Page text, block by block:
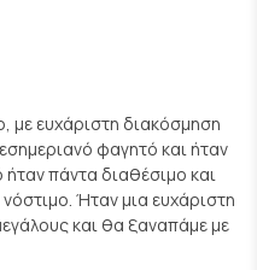
με ευχάριστη διακόσμηση
φαγητό και ήταν
πάντα διαθέσιμο και
Ήταν μια ευχάριστη
και θα ξαναπάμε με